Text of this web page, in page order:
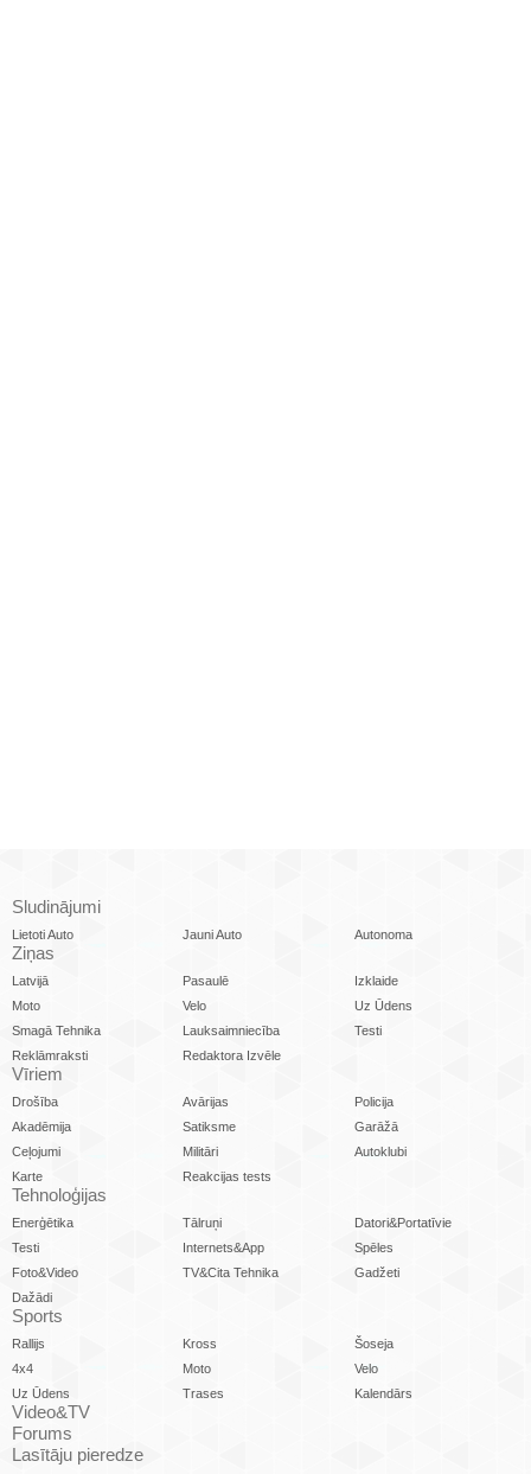
Sludinājumi
Lietoti Auto Jauni Auto Autonoma
Ziņas
Latvijā Pasaulē
Izklaide
Moto
Velo
Uz Ūdens
Smagā Tehnika
Lauksaimniecība
Testi
Reklāmraksti
Redaktora Izvēle
Vīriem
Drošība Avārijas
Policija
Akadēmija
Satiksme
Garāžā
Ceļojumi
Militāri
Autoklubi
Karte
Reakcijas tests
Tehnoloģijas
Enerģētika Tālruņi
Datori&Portatīvie
Testi
Internets&App
Spēles
Foto&Video
TV&Cita Tehnika
Gadžeti
Dažādi
Sports
Rallijs Kross
Šoseja
4x4
Moto
Velo
Uz Ūdens
Trases Kalendārs
Video&TV
Forums
Lasītāju pieredze